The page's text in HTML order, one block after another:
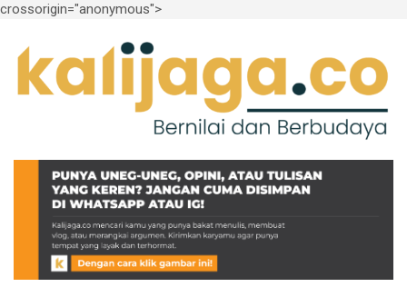
crossorigin="anonymous">
content
kalijaga.co